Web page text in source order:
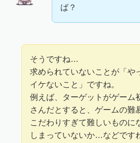
ば？
そうですね…
求められていないことが「や
イケないこと」ですね。
例えば、ターゲットがゲーム
さんだとすると、ゲームの難
こだわりすぎて難しいものに
しまっていないか…などです